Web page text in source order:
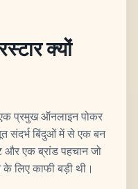
क्यों
एक प्रमुख ऑनलाइन पोकर
संदर्भ बिंदुओं में से एक बन
और एक ब्रांड पहचान जो
लिए काफी बड़ी थी।